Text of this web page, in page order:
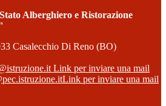
Alberghiero e Ristorazione
Casalecchio Di Reno (BO)
Link per inviare una mail
Link per inviare una mail